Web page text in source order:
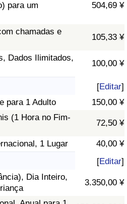
para um
504,69 ¥
chamadas e
105,33 ¥
Dados Ilimitados,
100,00 ¥
[Editar]
para 1 Adulto
150,00 ¥
(1 Hora no Fim-
72,50 ¥
1 Lugar 40,00 ¥
[Editar]
Dia Inteiro,
3.350,00 ¥